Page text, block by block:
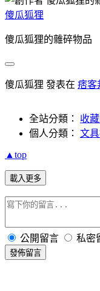
傻瓜狐狸
傻瓜狐狸的雜碎物品
傻瓜狐狸 發表在 痞客
全站分類： 收
個人分類： 文
▲top
載入更多
公開留言 私密
發佈留言